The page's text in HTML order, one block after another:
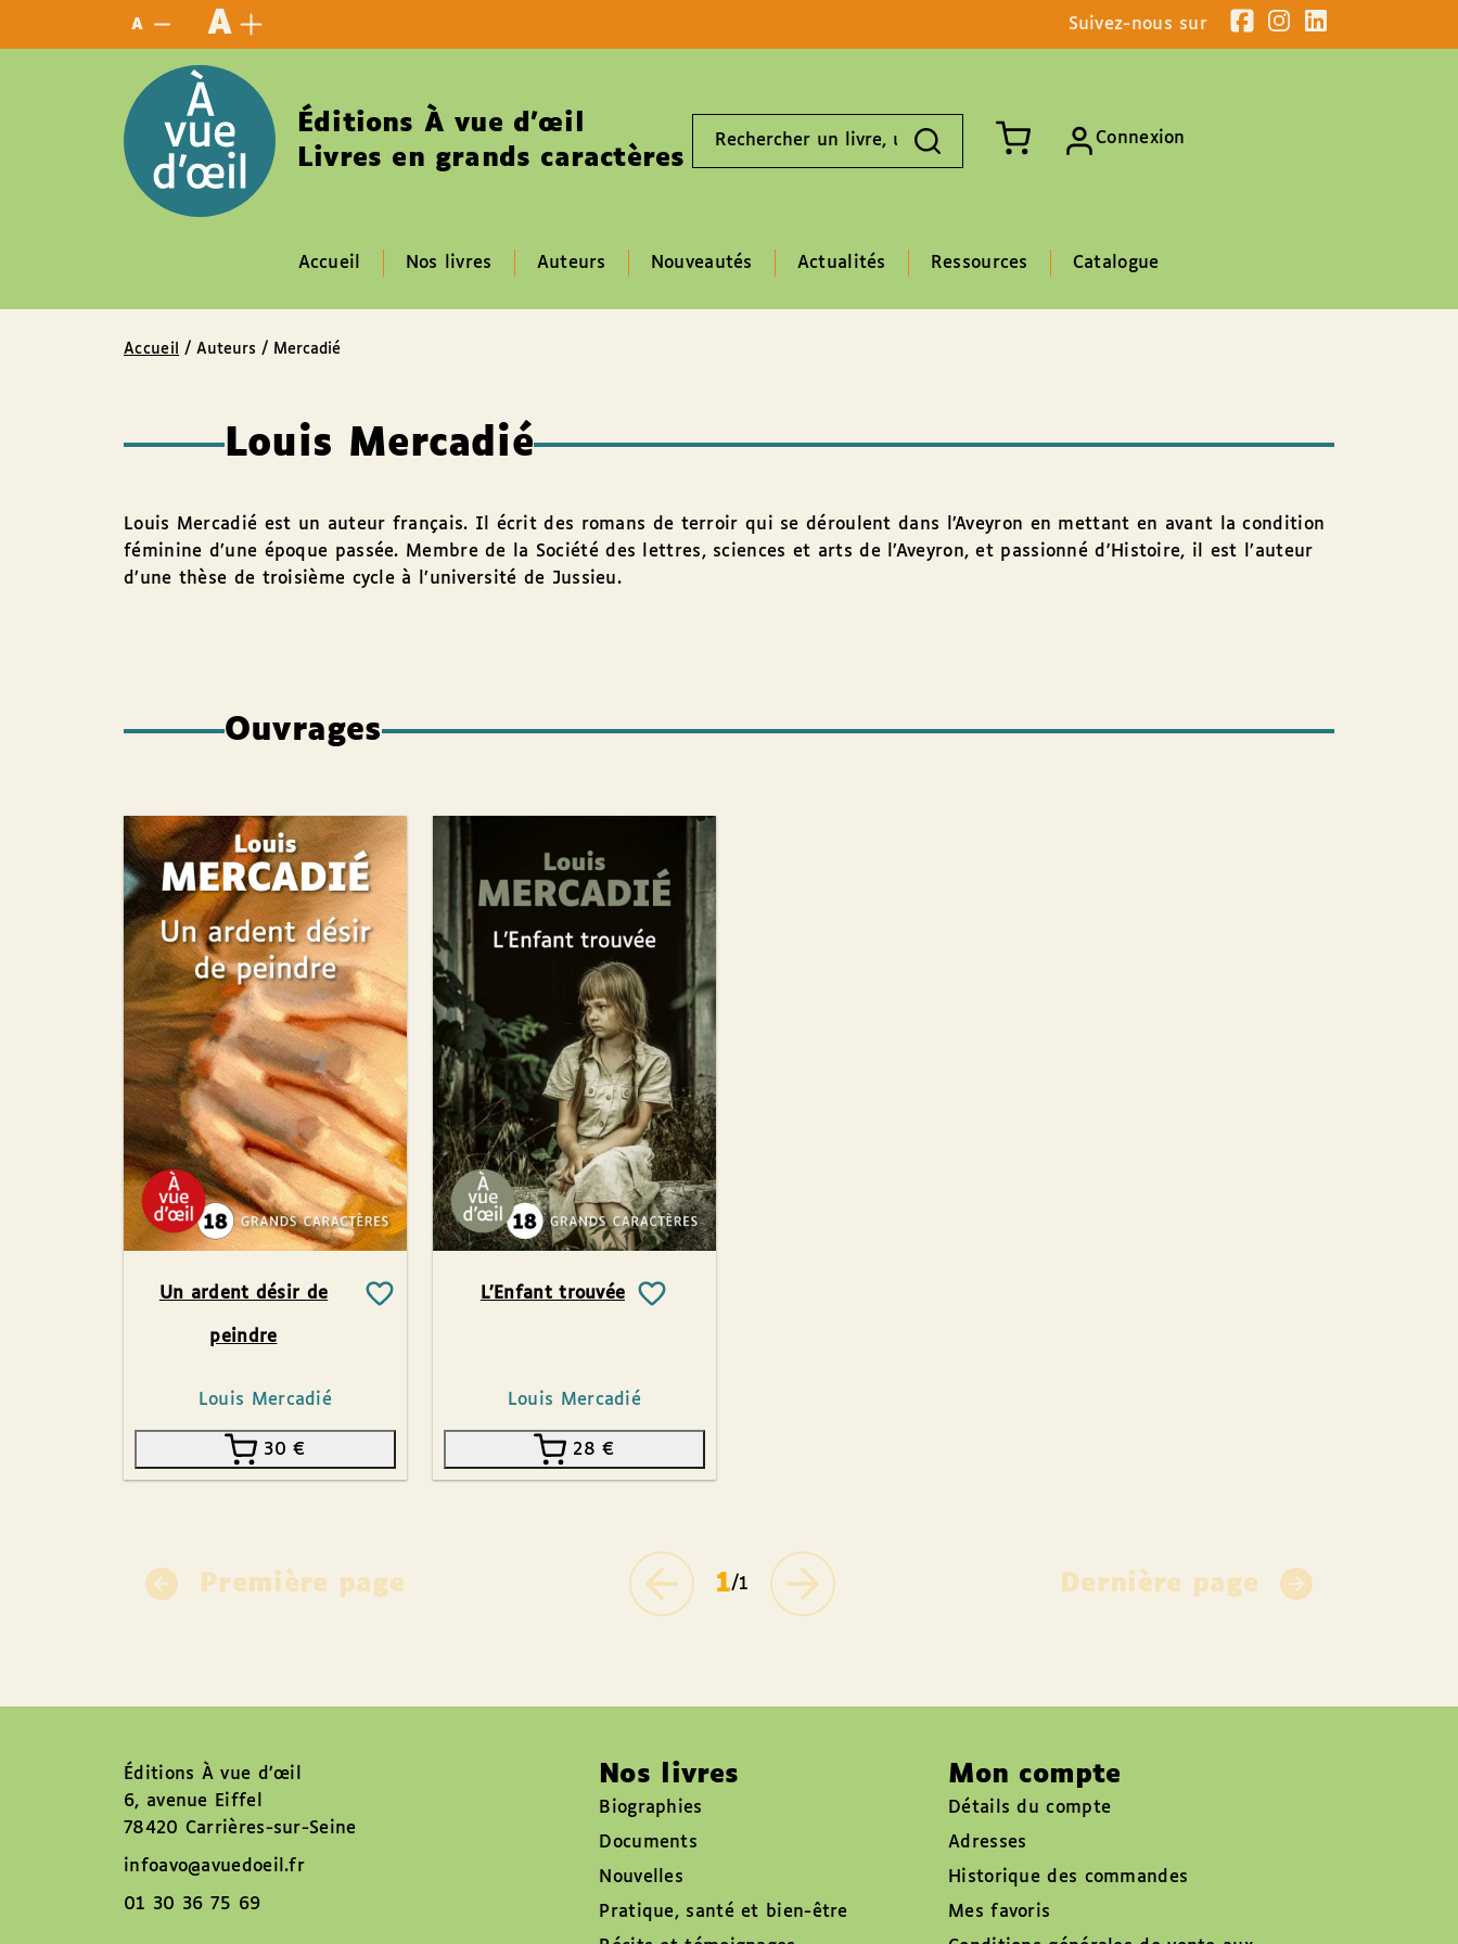
A A Suivez-nous sur
Éditions À vue d’œil
Livres en grands caractères livre,
Connexion
Accueil Nos livres Auteurs Nouveautés Actualités Ressources Catalogue
Accueil / Auteurs / Mercadié
Louis Mercadié
Louis Mercadié est un auteur français. Il écrit des romans de terroir qui se déroulent dans l’Aveyron en mettant en avant la condition
féminine d’une époque passée. Membre de la Société des lettres, sciences et arts de l’Aveyron, et passionné d'Histoire, il est l’auteur
d’une thèse de troisième cycle à l’université de Jussieu.
Ouvrages
Un ardent désir de
peindre
Louis Mercadié
30€
L’Enfant trouvée
Louis Mercadié
28€
Première page 1/1 Dernière page
Éditions À vue d’œil
6, avenue Eiffel
78420 Carrières-sur-Seine
infoavo@avuedoeil.fr
01 30 36 75 69
Nos livres
Biographies
Documents
Nouvelles
Pratique, santé et bien-être
Mon compte
Détails du compte
Adresses
Historique des commandes
Mes favoris
Panneau de gestion des cookies